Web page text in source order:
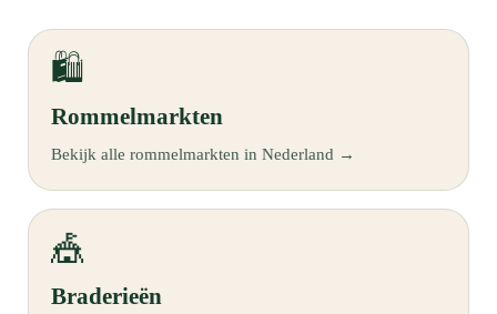
🛍️
Rommelmarkten
Bekijk alle rommelmarkten in Nederland →
🎪
Braderieën